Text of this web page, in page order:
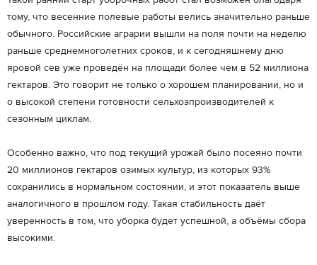
тому, что весенние полевые работы велись значительно раньше
обычного. Российские аграрии вышли на поля почти на неделю
раньше среднемноголетних сроков, и к сегодняшнему дню
яровой сев уже проведён на площади более чем в 52 миллиона
гектаров. Это говорит не только о хорошем планировании, но и
о высокой степени готовности сельхозпроизводителей к
сезонным циклам.
Особенно важно, что под текущий урожай было посеяно почти
20 миллионов гектаров озимых культур, из которых 93%
сохранились в нормальном состоянии, и этот показатель выше
аналогичного в прошлом году. Такая стабильность даёт
уверенность в том, что уборка будет успешной, а объёмы сбора
высокими.